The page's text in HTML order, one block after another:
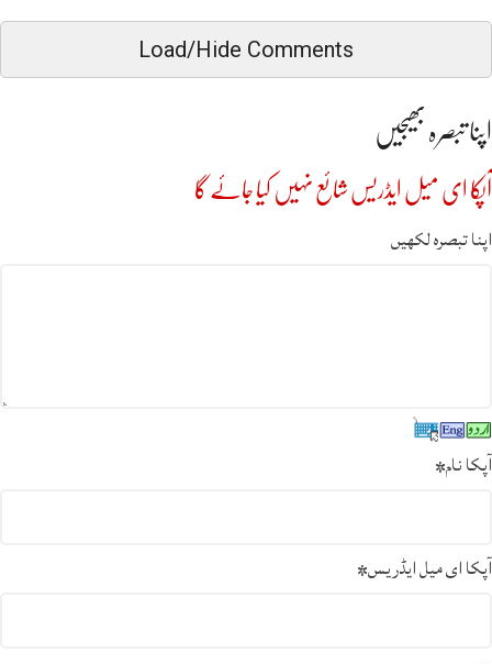
Load/Hide Comments
اپنا تبصرہ بھیجیں
آپکا ای میل ایڈریس شائع نہیں کیا جائے گا
اپنا تبصرہ لکھیں
آپکا نام*
آپکا ای میل ایڈریس*